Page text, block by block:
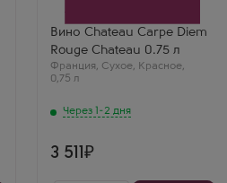
Вино Chateau Carpe Diem
Rouge Chateau 0.75 л
Франция, Сухое, Красное,
0,75 л
Через 1-2 дня
Пино Нуар
Страна
Франция
Регион
Прованс
3 511